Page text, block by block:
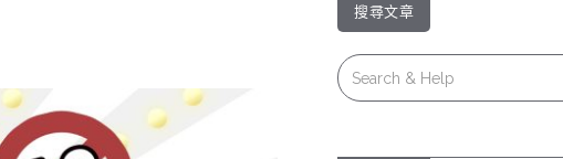
搜尋文章
Search
for: